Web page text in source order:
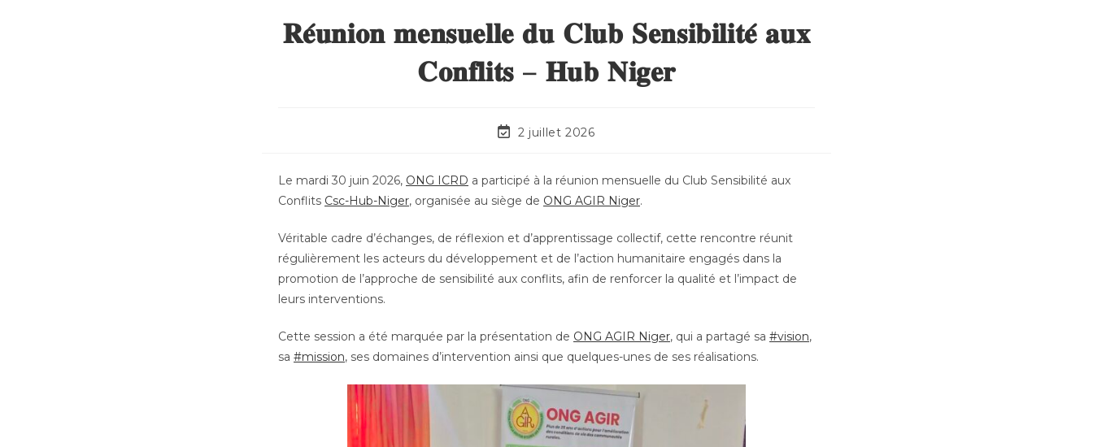
𝐑𝐞́𝐮𝐧𝐢𝐨𝐧 𝐦𝐞𝐧𝐬𝐮𝐞𝐥𝐥𝐞 𝐝𝐮 𝐂𝐥𝐮𝐛 𝐒𝐞𝐧𝐬𝐢𝐛𝐢𝐥𝐢𝐭𝐞́ 𝐚𝐮𝐱
𝐂𝐨𝐧𝐟𝐥𝐢𝐭𝐬 – 𝐇𝐮𝐛 𝐍𝐢𝐠𝐞𝐫
2 juillet 2026
Le mardi 30 juin 2026, ONG ICRD a participé à la réunion mensuelle du Club Sensibilité aux
Conflits Csc-Hub-Niger, organisée au siège de ONG AGIR Niger.
Véritable cadre d’échanges, de réflexion et d’apprentissage collectif, cette rencontre réunit
régulièrement les acteurs du développement et de l’action humanitaire engagés dans la
promotion de l’approche de sensibilité aux conflits, afin de renforcer la qualité et l’impact de
leurs interventions.
Cette session a été marquée par la présentation de ONG AGIR Niger, qui a partagé sa #vision,
sa #mission, ses domaines d’intervention ainsi que quelques-unes de ses réalisations.